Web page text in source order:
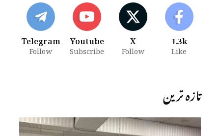
1.3k
Like
X
Follow
Youtube
Subscribe
Telegram
Follow
تازہ ترین